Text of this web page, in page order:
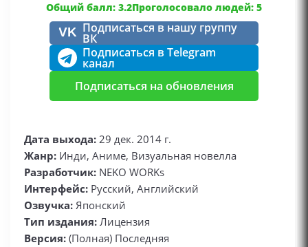
Общий балл: 3.2Проголосовало людей: 5
VK Подписаться в нашу группу
ВК
Подписаться в Telegram
канал
Подписаться на обновления
Дата выхода: 29 дек. 2014 г.
Жанр: Инди, Аниме, Визуальная новелла
Разработчик: NEKO WORKs
Интерфейс: Русский, Английский
Озвучка: Японский
Тип издания: Лицензия
Версия: (Полная) Последняя